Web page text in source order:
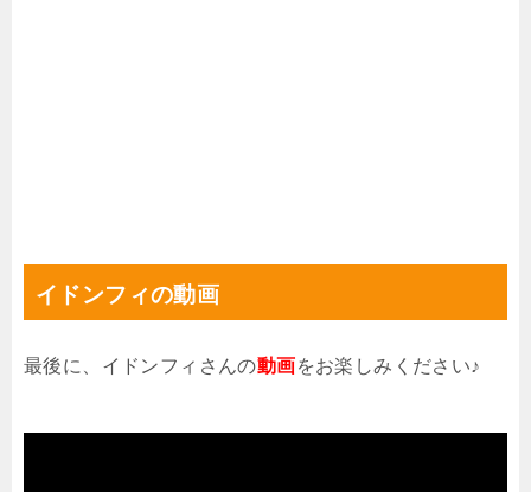
イドンフィの動画
最後に、イドンフィさんの動画をお楽しみください♪